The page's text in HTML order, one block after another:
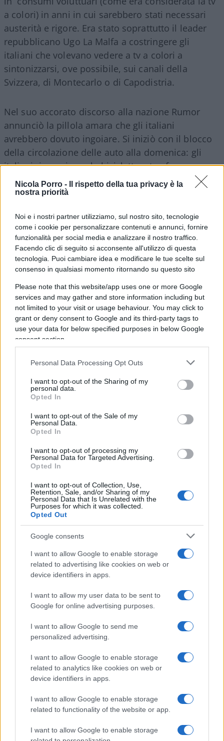
Nicola Porro -
Il rispetto della tua privacy è la
nostra priorità
Noi e i nostri partner utilizziamo, sul nostro sito, tecnologie
come i cookie per personalizzare contenuti e annunci, fornire
funzionalità per social media e analizzare il nostro traffico.
Facendo clic di seguito si acconsente all'utilizzo di questa
tecnologia. Puoi cambiare idea e modificare le tue scelte sul
consenso in qualsiasi momento ritornando su questo sito
Please note that this website/app uses one or more Google
services and may gather and store information including but
not limited to your visit or usage behaviour. You may click to
grant or deny consent to Google and its third-party tags to
use your data for below specified purposes in below Google
consent section.
Personal Data Processing Opt Outs
I want to opt-out of the Sharing of my
personal data.
Opted In
I want to opt-out of the Sale of my
Personal Data.
Opted In
I want to opt-out of processing my
Personal Data for Targeted Advertising.
Opted In
I want to opt-out of Collection, Use,
Retention, Sale, and/or Sharing of my
Personal Data that Is Unrelated with the
Purposes for which it was collected.
Opted Out
Google consents
I want to allow Google to enable storage
related to advertising like cookies on web or
device identifiers in apps.
I want to allow my user data to be sent to
Google for online advertising purposes.
I want to allow Google to send me
personalized advertising.
I want to allow Google to enable storage
related to analytics like cookies on web or
device identifiers in apps.
I want to allow Google to enable storage
related to functionality of the website or app.
I want to allow Google to enable storage
a colori) in anni in cui sarebbero stati necessari
austerità e rigore. Era stato soprattutto il leader
repubblicano Ugo La Malfa a costringere gli
italiani che volevano vedere a tv a colori a
sintonizzarsi, ove possibile, sui canali della
Svizzera, di Montecarlo o di Capodistria.
Nel suo accorato discorso alla nazione Rumor
annunciò la pillola amara che gli italiani
avrebbero dovuto ingoiare. Si iniziò con il blocco
della circolazione delle auto alla domenica: gli
italiani riscoprirono la bicicletta e trasformarono
quella scelta in un’occasione di festa con un vago
sapore di ritorno all’antico.
Ma c’erano anche altri interventi per incentivare a
non sprecare energia elettrica. Venne così decisa
la fine dei programmi televisivi alle 23: e allora
l’orario del Tg1 dalle 20,30 alle 20 (una scelta
praticamente inutile, ma da cui non si tornò più
indietro). Si stabilì poi una riduzione
dell’illuminazione pubblica nelle strade e lo
spegnimento dei cartelli e delle insegne
pubblicitarie.
Misure tutt’altro che rivoluzionarie, anzi in qualche
caso controproducenti: senza poter uscire in
macchina per la gita fuori porta alla domenica gli
italiani restando a casa aumentarono i consumi di
Emerse in quel periodo la fragilità e la dipendenza
dell’Italia sul fronte dell’energia. Ma fu una lezione
che non servì praticamente a nulla. Negli anni
successivi, per esempio, l’Italia rinunciò a
compiere nuovi investimenti nell’energia
idroelettrica. La nazionalizzazione dell’energia
elettrica, all’inizio degli anni ’60, conferì all’Enel le
centrali realizzate dalle società private, ma senza
compiere nuovi investimenti in quest’ambito e
puntando tutto sulle centrali a gas e in piccola
parte ad energia nucleare fino al 1987 quando un
referendum, pochi mesi dopo il disastro di
Chernobyl, mise una serie di ostacoli, più politici
che tecnici, allo sviluppo dell’atomo.
Oggi come cinquant’anni fa l’Italia si ritrova a
dover fare i conti con una politica energetica
gas russo si affianca infatti al marginale sviluppo